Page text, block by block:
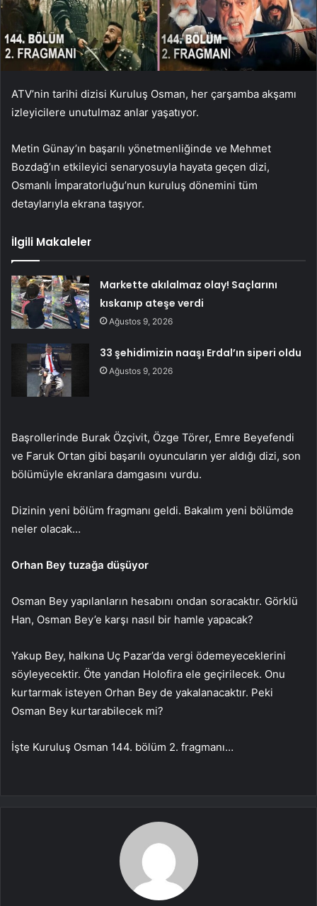
ATV’nin tarihi dizisi Kuruluş Osman, her çarşamba akşamı
izleyicilere unutulmaz anlar yaşatıyor.
Metin Günay’ın başarılı yönetmenliğinde ve Mehmet
Bozdağ’ın etkileyici senaryosuyla hayata geçen dizi,
Osmanlı İmparatorluğu’nun kuruluş dönemini tüm
detaylarıyla ekrana taşıyor.
İlgili Makaleler
Markette akılalmaz olay! Saçlarını
kıskanıp ateşe verdi
Ağustos 9, 2026
33 şehidimizin naaşı Erdal’ın siperi oldu
Ağustos 9, 2026
Başrollerinde Burak Özçivit, Özge Törer, Emre Beyefendi
ve Faruk Ortan gibi başarılı oyuncuların yer aldığı dizi, son
bölümüyle ekranlara damgasını vurdu.
Dizinin yeni bölüm fragmanı geldi. Bakalım yeni bölümde
neler olacak…
Orhan Bey tuzağa düşüyor
Osman Bey yapılanların hesabını ondan soracaktır. Görklü
Han, Osman Bey’e karşı nasıl bir hamle yapacak?
Yakup Bey, halkına Uç Pazar’da vergi ödemeyeceklerini
söyleyecektir. Öte yandan Holofira ele geçirilecek. Onu
kurtarmak isteyen Orhan Bey de yakalanacaktır. Peki
Osman Bey kurtarabilecek mi?
İşte Kuruluş Osman 144. bölüm 2. fragmanı…